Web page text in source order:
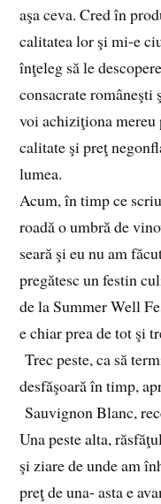
aşa ceva. Cred în
calitatea lor şi mi-e
înţeleg să le
consacrate româneşti
voi achiziţiona mereu
calitate şi preţ
lumea.
Acum, în timp ce
roadă o umbră de
seară şi eu nu am
pregătesc un festin
de la Summer Well
e chiar prea de tot şi
Trec peste, ca să
desfăşoară în timp,
Sauvignon Blanc,
Una peste alta,
şi ziare de unde am
preţ de una- asta e